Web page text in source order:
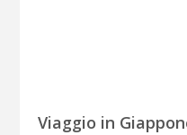
Viaggio in